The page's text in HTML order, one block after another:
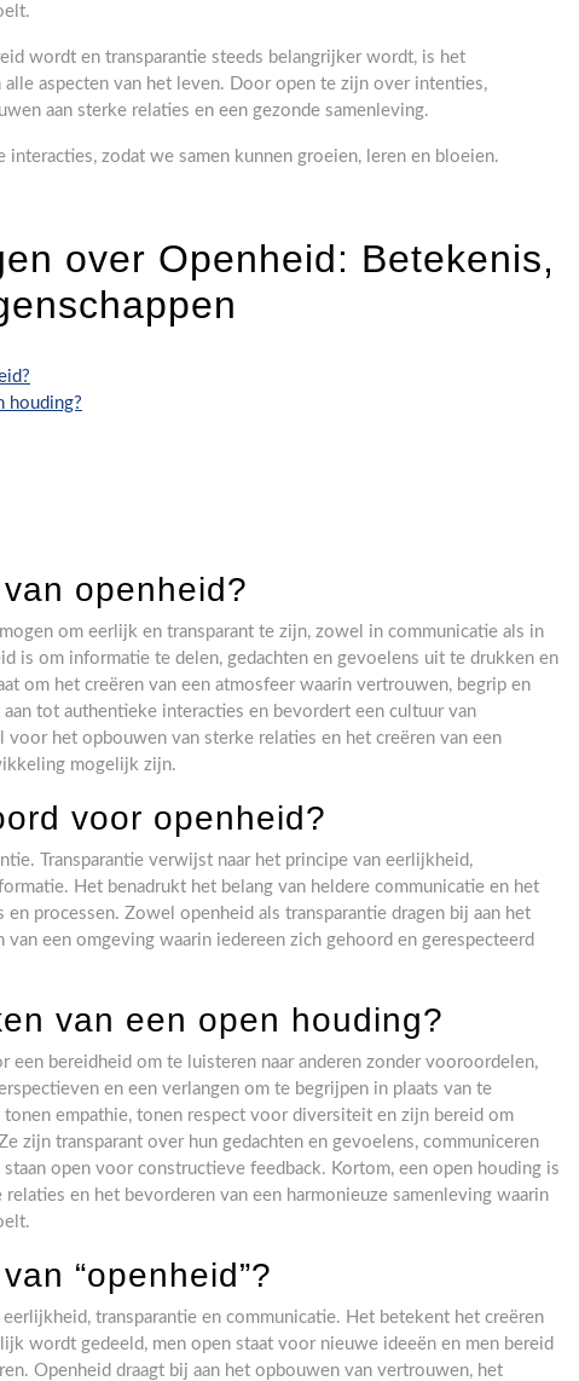
wordt en transparantie steeds belangrijker wordt, is het
aspecten van het leven. Door open te zijn over intenties,
aan sterke relaties en een gezonde samenleving.
interacties, zodat we samen kunnen groeien, leren en bloeien.
over Openheid: Betekenis,
houding?
openheid?
om eerlijk en transparant te zijn, zowel in communicatie als in
is om informatie te delen, gedachten en gevoelens uit te drukken en
om het creëren van een atmosfeer waarin vertrouwen, begrip en
tot authentieke interacties en bevordert een cultuur van
het opbouwen van sterke relaties en het creëren van een
mogelijk zijn.
voor openheid?
Transparantie verwijst naar het principe van eerlijkheid,
Het benadrukt het belang van heldere communicatie en het
processen. Zowel openheid als transparantie dragen bij aan het
een omgeving waarin iedereen zich gehoord en gerespecteerd
van een open houding?
een bereidheid om te luisteren naar anderen zonder vooroordelen,
en een verlangen om te begrijpen in plaats van te
empathie, tonen respect voor diversiteit en zijn bereid om
zijn transparant over hun gedachten en gevoelens, communiceren
open voor constructieve feedback. Kortom, een open houding is
en het bevorderen van een harmonieuze samenleving waarin
“openheid”?
transparantie en communicatie. Het betekent het creëren
wordt gedeeld, men open staat voor nieuwe ideeën en men bereid
Openheid draagt bij aan het opbouwen van vertrouwen, het